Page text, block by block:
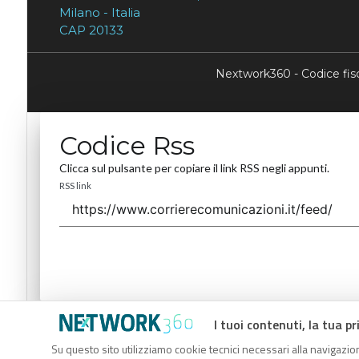
I tuoi contenuti, la tua
Su questo sito utilizziamo cookie tecnici necessari alla
Milano - Italia
CAP 20133
Nextwork360 - Codice
Codice Rss
Clicca sul pulsante per copiare il link RSS negli appunti.
RSS link
Codice Rss
Clicca sul pulsante per copiare il link RSS negli appunti.